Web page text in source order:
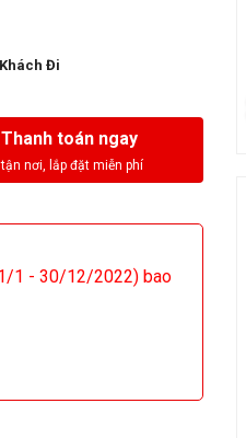
Đi
Thanh toán ngay
1/1 - 30/12/2022) bao